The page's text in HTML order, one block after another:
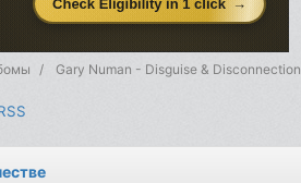
Gary Numan - Disguise & Disconnection